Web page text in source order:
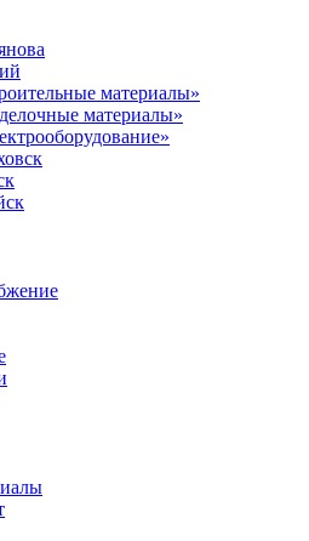
материалы»
материалы»